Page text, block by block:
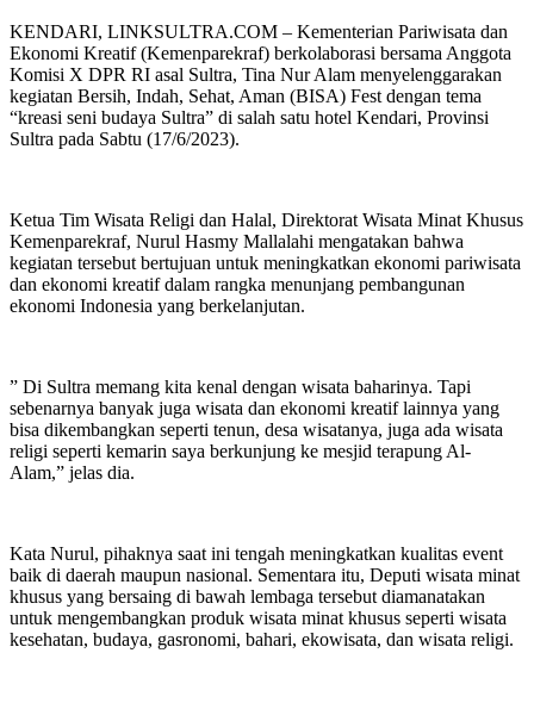
KENDARI, LINKSULTRA.COM – Kementerian Pariwisata dan
Ekonomi Kreatif (Kemenparekraf) berkolaborasi bersama Anggota
Komisi X DPR RI asal Sultra, Tina Nur Alam menyelenggarakan
kegiatan Bersih, Indah, Sehat, Aman (BISA) Fest dengan tema
“kreasi seni budaya Sultra” di salah satu hotel Kendari, Provinsi
Sultra pada Sabtu (17/6/2023).
Ketua Tim Wisata Religi dan Halal, Direktorat Wisata Minat Khusus
Kemenparekraf, Nurul Hasmy Mallalahi mengatakan bahwa
kegiatan tersebut bertujuan untuk meningkatkan ekonomi pariwisata
dan ekonomi kreatif dalam rangka menunjang pembangunan
ekonomi Indonesia yang berkelanjutan.
” Di Sultra memang kita kenal dengan wisata baharinya. Tapi
sebenarnya banyak juga wisata dan ekonomi kreatif lainnya yang
bisa dikembangkan seperti tenun, desa wisatanya, juga ada wisata
religi seperti kemarin saya berkunjung ke mesjid terapung Al-
Alam,” jelas dia.
Kata Nurul, pihaknya saat ini tengah meningkatkan kualitas event
baik di daerah maupun nasional. Sementara itu, Deputi wisata minat
khusus yang bersaing di bawah lembaga tersebut diamanatakan
untuk mengembangkan produk wisata minat khusus seperti wisata
kesehatan, budaya, gasronomi, bahari, ekowisata, dan wisata religi.